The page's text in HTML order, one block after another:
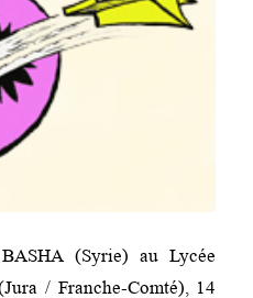
(Syrie) au Lycée
/ Franche-Comté), 14